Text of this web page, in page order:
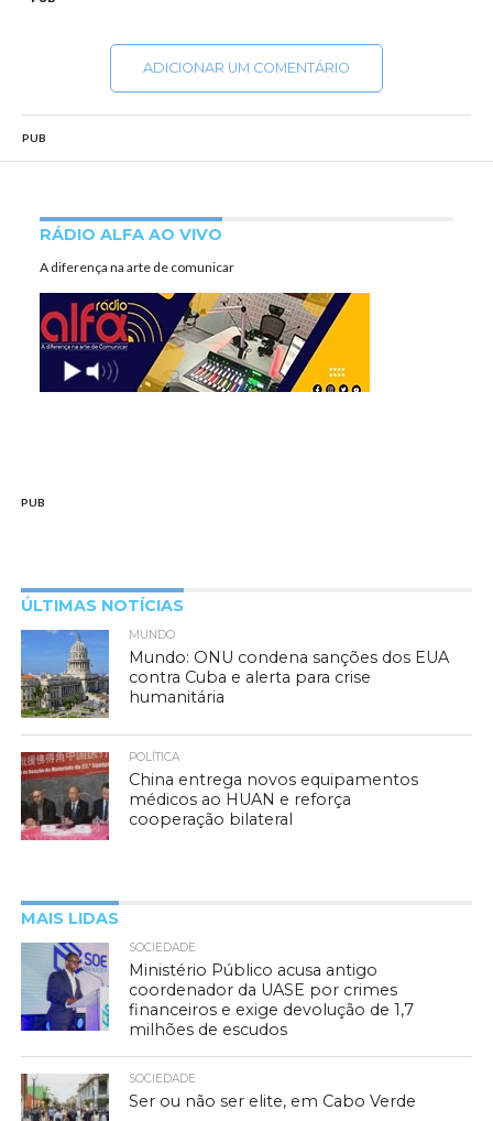
ADICIONAR UM COMENTÁRIO
PUB
RÁDIO ALFA AO VIVO
A diferença na arte de comunicar
PUB
ÚLTIMAS NOTÍCIAS
MUNDO
Mundo: ONU condena sanções dos EUA
contra Cuba e alerta para crise
humanitária
POLÍTICA
China entrega novos equipamentos
médicos ao HUAN e reforça
cooperação bilateral
MAIS LIDAS
SOCIEDADE
Ministério Público acusa antigo
coordenador da UASE por crimes
financeiros e exige devolução de 1,7
milhões de escudos
SOCIEDADE
Ser ou não ser elite, em Cabo Verde